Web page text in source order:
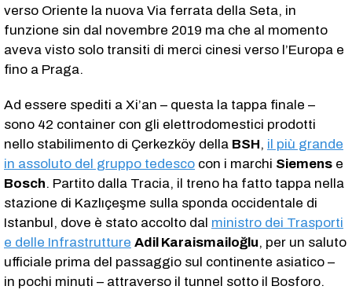
verso Oriente la nuova Via ferrata della Seta, in
funzione sin dal novembre 2019 ma che al momento
aveva visto solo transiti di merci cinesi verso l’Europa e
fino a Praga.
Ad essere spediti a Xi’an – questa la tappa finale –
sono 42 container con gli elettrodomestici prodotti
nello stabilimento di Çerkezköy della BSH, il più grande
in assoluto del gruppo tedesco con i marchi Siemens e
Bosch. Partito dalla Tracia, il treno ha fatto tappa nella
stazione di Kazlıçeşme sulla sponda occidentale di
Istanbul, dove è stato accolto dal ministro dei Trasporti
e delle Infrastrutture Adil Karaismailoğlu, per un saluto
ufficiale prima del passaggio sul continente asiatico –
in pochi minuti – attraverso il tunnel sotto il Bosforo.